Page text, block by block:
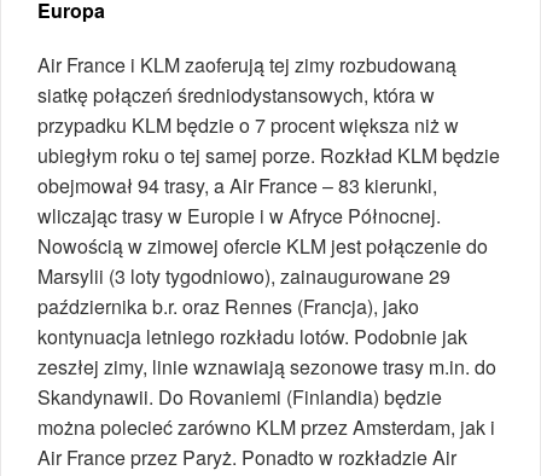
Europa
Air France i KLM zaoferują tej zimy rozbudowaną
siatkę połączeń średniodystansowych, która w
przypadku KLM będzie o 7 procent większa niż w
ubiegłym roku o tej samej porze. Rozkład KLM będzie
obejmował 94 trasy, a Air France – 83 kierunki,
wliczając trasy w Europie i w Afryce Północnej.
Nowością w zimowej ofercie KLM jest połączenie do
Marsylii (3 loty tygodniowo), zainaugurowane 29
października b.r. oraz Rennes (Francja), jako
kontynuacja letniego rozkładu lotów. Podobnie jak
zeszłej zimy, linie wznawiają sezonowe trasy m.in. do
Skandynawii. Do Rovaniemi (Finlandia) będzie
można polecieć zarówno KLM przez Amsterdam, jak i
Air France przez Paryż. Ponadto w rozkładzie Air